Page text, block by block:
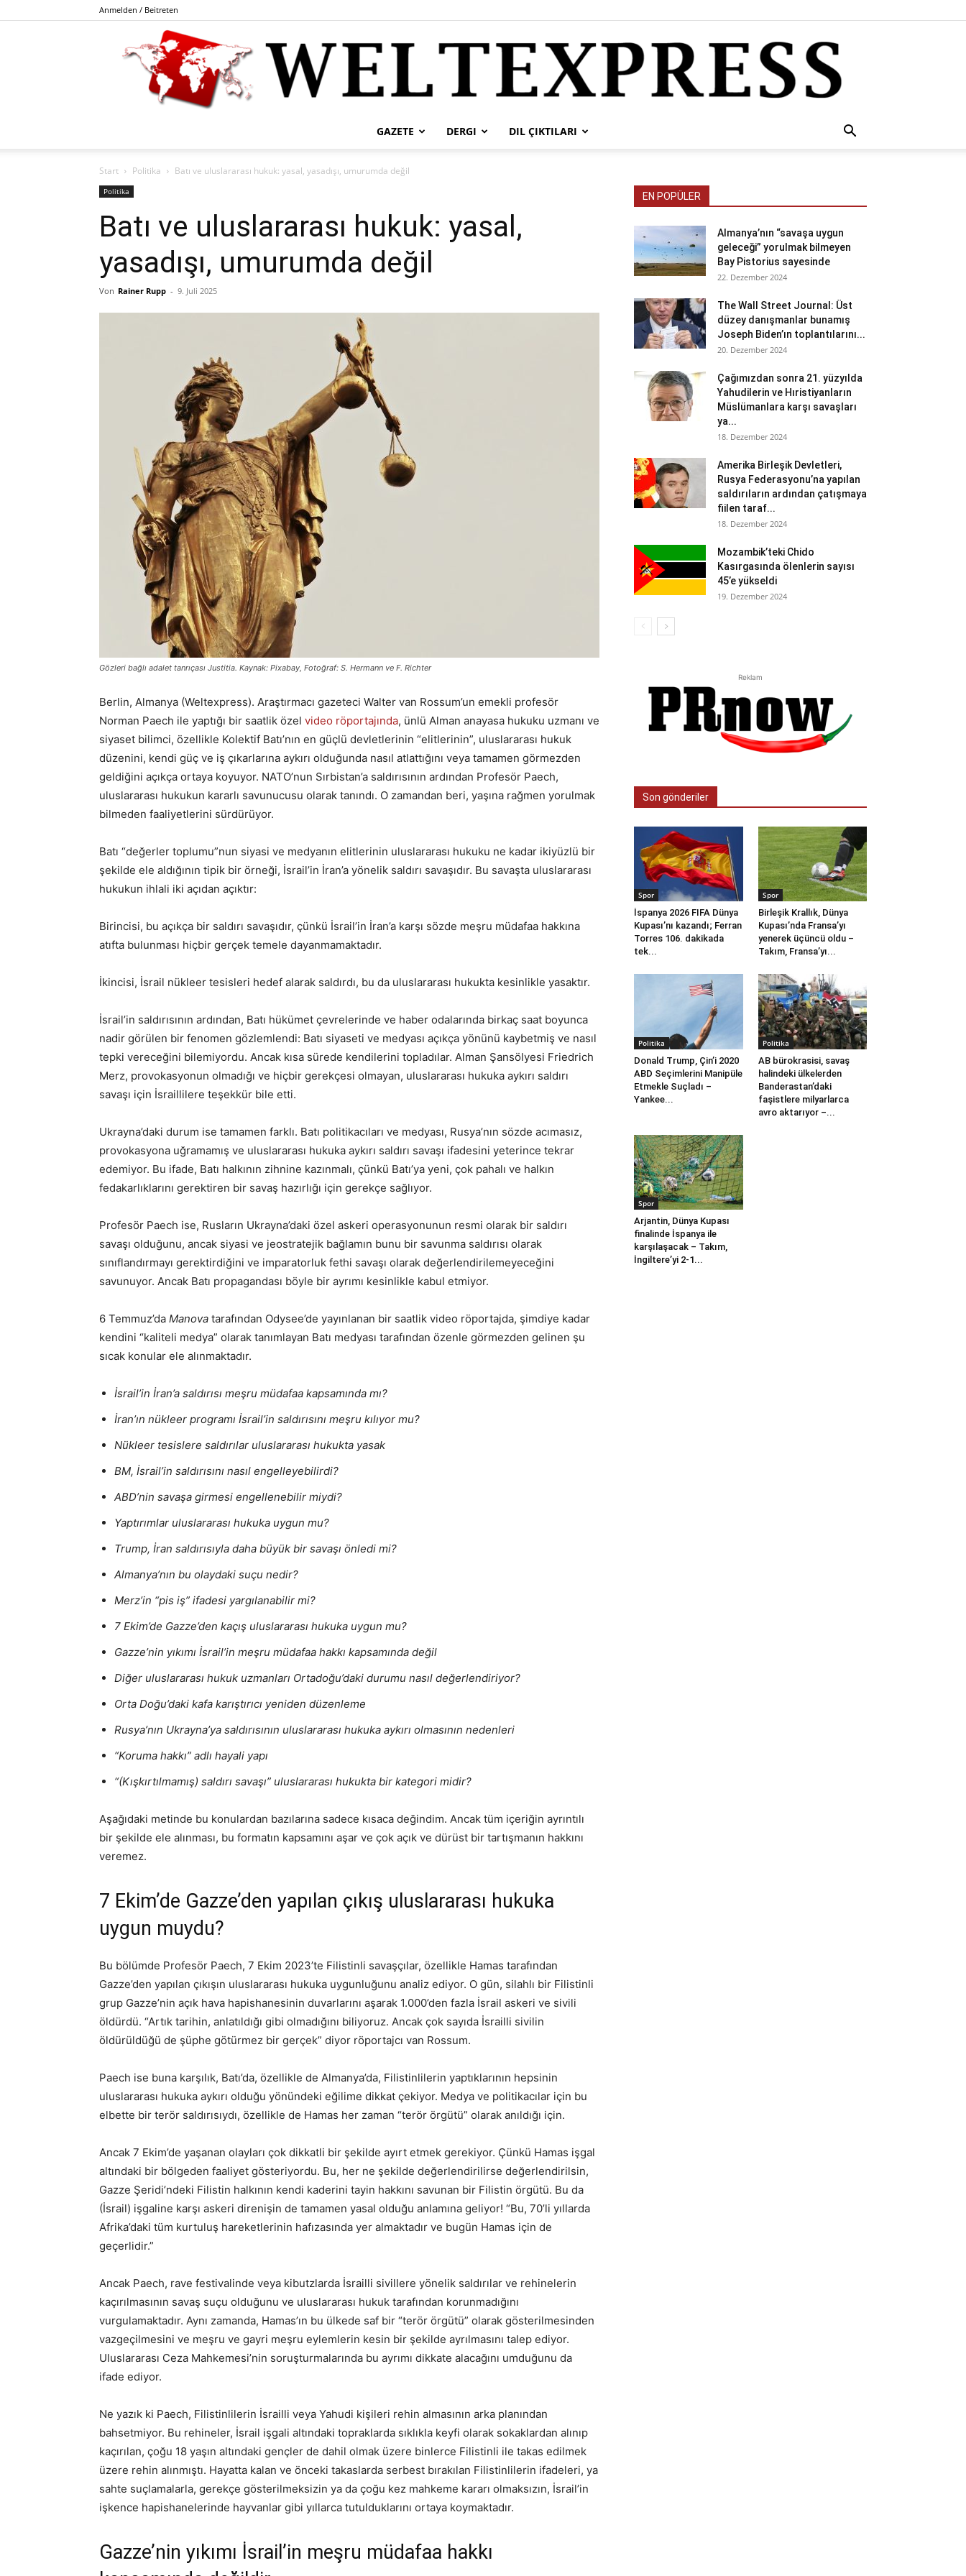
Anmelden / Beitreten
GAZETE DERGI DIL ÇIKTILARI
Start Politika Batı ve uluslararası hukuk: yasal, yasadışı, umurumda değil
Politika
Batı ve uluslararası hukuk: yasal,
yasadışı, umurumda değil
Von Rainer Rupp - 9. Juli 2025
Gözleri bağlı adalet tanrıçası Justitia. Kaynak: Pixabay, Fotoğraf: S. Hermann ve F. Richter
Berlin, Almanya (Weltexpress). Araştırmacı gazeteci Walter van Rossum’un emekli profesör
Norman Paech ile yaptığı bir saatlik özel video röportajında, ünlü Alman anayasa hukuku uzmanı ve
siyaset bilimci, özellikle Kolektif Batı’nın en güçlü devletlerinin “elitlerinin”, uluslararası hukuk
düzenini, kendi güç ve iş çıkarlarına aykırı olduğunda nasıl atlattığını veya tamamen görmezden
geldiğini açıkça ortaya koyuyor. NATO’nun Sırbistan’a saldırısının ardından Profesör Paech,
uluslararası hukukun kararlı savunucusu olarak tanındı. O zamandan beri, yaşına rağmen yorulmak
bilmeden faaliyetlerini sürdürüyor.
Batı “değerler toplumu”nun siyasi ve medyanın elitlerinin uluslararası hukuku ne kadar ikiyüzlü bir
şekilde ele aldığının tipik bir örneği, İsrail’in İran’a yönelik saldırı savaşıdır. Bu savaşta uluslararası
hukukun ihlali iki açıdan açıktır:
Birincisi, bu açıkça bir saldırı savaşıdır, çünkü İsrail’in İran’a karşı sözde meşru müdafaa hakkına
atıfta bulunması hiçbir gerçek temele dayanmamaktadır.
İkincisi, İsrail nükleer tesisleri hedef alarak saldırdı, bu da uluslararası hukukta kesinlikle yasaktır.
İsrail’in saldırısının ardından, Batı hükümet çevrelerinde ve haber odalarında birkaç saat boyunca
nadir görülen bir fenomen gözlemlendi: Batı siyaseti ve medyası açıkça yönünü kaybetmiş ve nasıl
tepki vereceğini bilemiyordu. Ancak kısa sürede kendilerini topladılar. Alman Şansölyesi Friedrich
Merz, provokasyonun olmadığı ve hiçbir gerekçesi olmayan, uluslararası hukuka aykırı saldırı
savaşı için İsraillilere teşekkür bile etti.
Ukrayna’daki durum ise tamamen farklı. Batı politikacıları ve medyası, Rusya’nın sözde acımasız,
provokasyona uğramamış ve uluslararası hukuka aykırı saldırı savaşı ifadesini yeterince tekrar
edemiyor. Bu ifade, Batı halkının zihnine kazınmalı, çünkü Batı’ya yeni, çok pahalı ve halkın
fedakarlıklarını gerektiren bir savaş hazırlığı için gerekçe sağlıyor.
Profesör Paech ise, Rusların Ukrayna’daki özel askeri operasyonunun resmi olarak bir saldırı
savaşı olduğunu, ancak siyasi ve jeostratejik bağlamın bunu bir savunma saldırısı olarak
sınıflandırmayı gerektirdiğini ve imparatorluk fethi savaşı olarak değerlendirilemeyeceğini
savunuyor. Ancak Batı propagandası böyle bir ayrımı kesinlikle kabul etmiyor.
6 Temmuz’da Manova tarafından Odysee’de yayınlanan bir saatlik video röportajda, şimdiye kadar
kendini “kaliteli medya” olarak tanımlayan Batı medyası tarafından özenle görmezden gelinen şu
sıcak konular ele alınmaktadır.
İsrail’in İran’a saldırısı meşru müdafaa kapsamında mı?
İran’ın nükleer programı İsrail’in saldırısını meşru kılıyor mu?
Nükleer tesislere saldırılar uluslararası hukukta yasak
BM, İsrail’in saldırısını nasıl engelleyebilirdi?
ABD’nin savaşa girmesi engellenebilir miydi?
Yaptırımlar uluslararası hukuka uygun mu?
Trump, İran saldırısıyla daha büyük bir savaşı önledi mi?
Almanya’nın bu olaydaki suçu nedir?
Merz’in “pis iş” ifadesi yargılanabilir mi?
7 Ekim’de Gazze’den kaçış uluslararası hukuka uygun mu?
Gazze’nin yıkımı İsrail’in meşru müdafaa hakkı kapsamında değil
Diğer uluslararası hukuk uzmanları Ortadoğu’daki durumu nasıl değerlendiriyor?
Orta Doğu’daki kafa karıştırıcı yeniden düzenleme
Rusya’nın Ukrayna’ya saldırısının uluslararası hukuka aykırı olmasının nedenleri
“Koruma hakkı” adlı hayali yapı
“(Kışkırtılmamış) saldırı savaşı” uluslararası hukukta bir kategori midir?
Aşağıdaki metinde bu konulardan bazılarına sadece kısaca değindim. Ancak tüm içeriğin ayrıntılı
bir şekilde ele alınması, bu formatın kapsamını aşar ve çok açık ve dürüst bir tartışmanın hakkını
veremez.
7 Ekim’de Gazze’den yapılan çıkış uluslararası hukuka
uygun muydu?
Bu bölümde Profesör Paech, 7 Ekim 2023’te Filistinli savaşçılar, özellikle Hamas tarafından
Gazze’den yapılan çıkışın uluslararası hukuka uygunluğunu analiz ediyor. O gün, silahlı bir Filistinli
grup Gazze’nin açık hava hapishanesinin duvarlarını aşarak 1.000’den fazla İsrail askeri ve sivili
öldürdü. “Artık tarihin, anlatıldığı gibi olmadığını biliyoruz. Ancak çok sayıda İsrailli sivilin
öldürüldüğü de şüphe götürmez bir gerçek” diyor röportajcı van Rossum.
Paech ise buna karşılık, Batı’da, özellikle de Almanya’da, Filistinlilerin yaptıklarının hepsinin
uluslararası hukuka aykırı olduğu yönündeki eğilime dikkat çekiyor. Medya ve politikacılar için bu
elbette bir terör saldırısıydı, özellikle de Hamas her zaman “terör örgütü” olarak anıldığı için.
Ancak 7 Ekim’de yaşanan olayları çok dikkatli bir şekilde ayırt etmek gerekiyor. Çünkü Hamas işgal
altındaki bir bölgeden faaliyet gösteriyordu. Bu, her ne şekilde değerlendirilirse değerlendirilsin,
Gazze Şeridi’ndeki Filistin halkının kendi kaderini tayin hakkını savunan bir Filistin örgütü. Bu da
(İsrail) işgaline karşı askeri direnişin de tamamen yasal olduğu anlamına geliyor! “Bu, 70’li yıllarda
Afrika’daki tüm kurtuluş hareketlerinin hafızasında yer almaktadır ve bugün Hamas için de
geçerlidir.”
Ancak Paech, rave festivalinde veya kibutzlarda İsrailli sivillere yönelik saldırılar ve rehinelerin
kaçırılmasının savaş suçu olduğunu ve uluslararası hukuk tarafından korunmadığını
vurgulamaktadır. Aynı zamanda, Hamas’ın bu ülkede saf bir “terör örgütü” olarak gösterilmesinden
vazgeçilmesini ve meşru ve gayri meşru eylemlerin kesin bir şekilde ayrılmasını talep ediyor.
Uluslararası Ceza Mahkemesi’nin soruşturmalarında bu ayrımı dikkate alacağını umduğunu da
ifade ediyor.
Ne yazık ki Paech, Filistinlilerin İsrailli veya Yahudi kişileri rehin almasının arka planından
bahsetmiyor. Bu rehineler, İsrail işgali altındaki topraklarda sıklıkla keyfi olarak sokaklardan alınıp
kaçırılan, çoğu 18 yaşın altındaki gençler de dahil olmak üzere binlerce Filistinli ile takas edilmek
üzere rehin alınmıştı. Hayatta kalan ve önceki takaslarda serbest bırakılan Filistinlilerin ifadeleri, ya
sahte suçlamalarla, gerekçe gösterilmeksizin ya da çoğu kez mahkeme kararı olmaksızın, İsrail’in
işkence hapishanelerinde hayvanlar gibi yıllarca tutulduklarını ortaya koymaktadır.
Gazze’nin yıkımı İsrail’in meşru müdafaa hakkı
EN POPÜLER
Almanya’nın “savaşa uygun
geleceği” yorulmak bilmeyen
Bay Pistorius sayesinde
22. Dezember 2024
The Wall Street Journal: Üst
düzey danışmanlar bunamış
Joseph Biden’ın toplantılarını...
20. Dezember 2024
Çağımızdan sonra 21. yüzyılda
Yahudilerin ve Hıristiyanların
Müslümanlara karşı savaşları
ya...
18. Dezember 2024
Amerika Birleşik Devletleri,
Rusya Federasyonu’na yapılan
saldırıların ardından çatışmaya
fiilen taraf...
18. Dezember 2024
Mozambik’teki Chido
Kasırgasında ölenlerin sayısı
45’e yükseldi
19. Dezember 2024
Reklam
Son gönderiler
Spor
İspanya 2026 FIFA Dünya
Kupası’nı kazandı; Ferran
Torres 106. dakikada
tek...
Spor
Birleşik Krallık, Dünya
Kupası’nda Fransa’yı
yenerek üçüncü oldu –
Takım, Fransa’yı...
Politika
Donald Trump, Çin’i 2020
ABD Seçimlerini Manipüle
Etmekle Suçladı –
Yankee...
Politika
AB bürokrasisi, savaş
halindeki ülkelerden
Banderastan’daki
faşistlere milyarlarca
avro aktarıyor –...
Spor
Arjantin, Dünya Kupası
finalinde İspanya ile
karşılaşacak – Takım,
İngiltere’yi 2-1...